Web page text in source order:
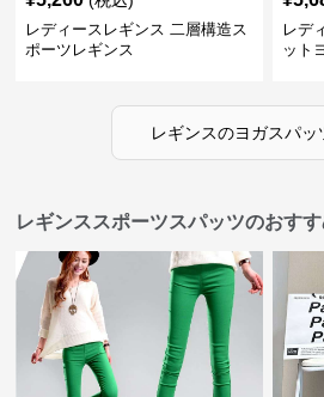
レディースレギンス 二層構造ス
ポーツレギンス
レデ
ット
レギンスのヨガスパッ
レギンススポーツスパッツのおす